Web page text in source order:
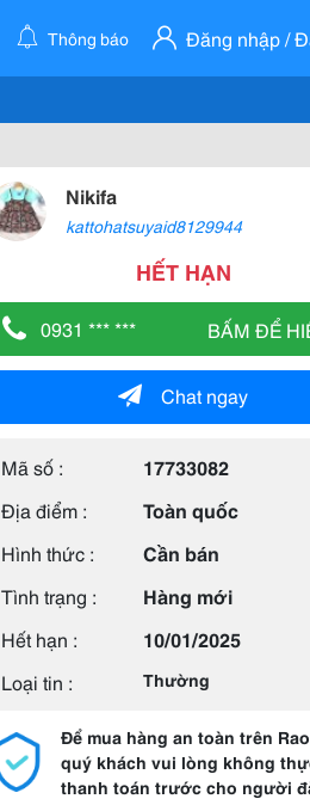
Thông báo Đăng nhập /
Nikifa
kattohatsuyaid8129944
HẾT HẠN
0931 *** *** BẤM ĐỂ
Chat ngay
Mã số :
17733082
Địa điểm :
Toàn quốc
Hình thức :
Cần bán
Tình trạng :
Hàng mới
Hết hạn :
10/01/2025
Loại tin :
Thường
Để mua hàng an toàn trên
quý khách vui lòng không
thanh toán trước cho người